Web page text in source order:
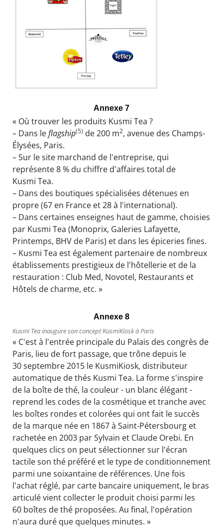
Annexe 7
« Où trouver les produits Kusmi Tea ?
– Dans leflagship(5) de 200 m2, avenue des Champs-
Élysées, Paris.
– Sur le site marchand de l'entreprise, qui
représente 8 % du chiffre d'affaires total de
Kusmi Tea.
– Dans des boutiques spécialisées détenues en
propre (67 en France et 28 à l'international).
– Dans certaines enseignes haut de gamme, choisies
par Kusmi Tea (Monoprix, Galeries Lafayette,
Printemps, BHV de Paris) et dans les épiceries fines.
– Kusmi Tea est également partenaire de nombreux
établissements prestigieux de l'hôtellerie et de la
restauration : Club Med, Novotel, Restaurants et
Hôtels de charme, etc. »
Annexe 8
Kusmi Tea inaugure son concept KusmiKiosk à Paris
« C'est à l'entrée principale du Palais des congrès de
Paris, lieu de fort passage, que trône depuis le
30 septembre 2015 le KusmiKiosk, distributeur
automatique de thés Kusmi Tea. La forme s'inspire
de la boîte de thé, la couleur - un blanc élégant -
reprend les codes de la cosmétique et tranche avec
les boîtes rondes et colorées qui ont fait le succès
de la marque née en 1867 à Saint-Pétersbourg et
rachetée en 2003 par Sylvain et Claude Orebi. En
quelques clics on peut sélectionner sur l'écran
tactile son thé préféré et le type de conditionnement
parmi une soixantaine de références. Une fois
l'achat réglé, par carte bancaire uniquement, le bras
articulé vient collecter le produit choisi parmi les
60 boîtes de thé proposées. Au final, l'opération
n'aura duré que quelques minutes. »